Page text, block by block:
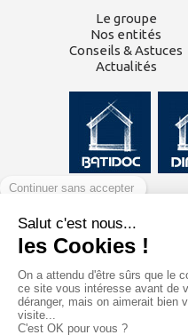
Le groupe
Nos entités
Conseils & Astuces
Actualités
Inscrivez-vous à